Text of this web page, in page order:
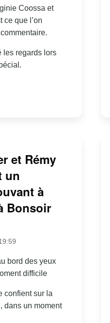
Coossa et
ce que l’on
les regards lors
et Rémy
un
à
Bonsoir
bord des yeux
difficile
confient sur la
dans un moment